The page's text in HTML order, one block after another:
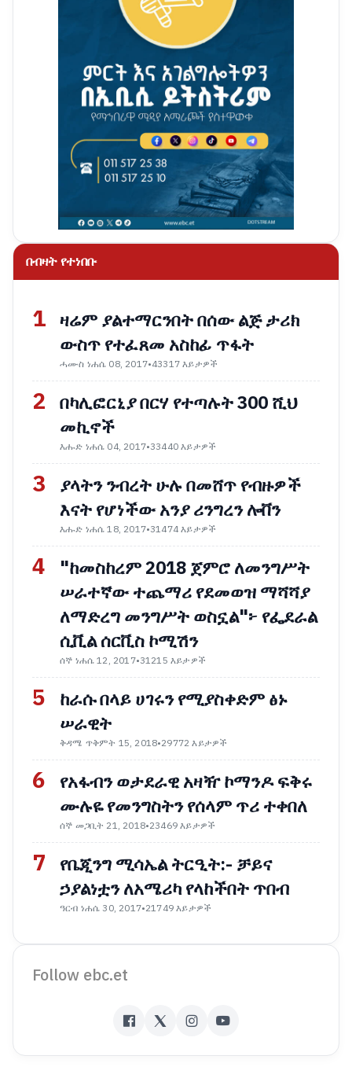
በብዛት የተነበቡ
1 ዛሬም ያልተማርንበት በሰው ልጅ ታሪክ
ውስጥ የተፈጸመ አስከፊ ጥፋት
ሓሙስ ነሐሴ 08, 2017•43317 እይታዎች
2 በካሊፎርኒያ በርሃ የተጣሉት 300 ሺህ
መኪኖች
እሑድ ነሐሴ 04, 2017•33440 እይታዎች
3
ያላትን ንብረት ሁሉ በመሸጥ የብዙዎች
እናት የሆነችው አንያ ሪንግረን ሎቨን
እሑድ ነሐሴ 18, 2017•31474 እይታዎች
4
"ከመስከረም 2018 ጀምሮ ለመንግሥት
ሠራተኛው ተጨማሪ የደመወዝ ማሻሻያ
ለማድረግ መንግሥት ወስኗል"፦ የፌደራል
ሲቪል ሰርቪስ ኮሚሽን
ሰኞ ነሐሴ 12, 2017•31215 እይታዎች
5
ከራሱ በላይ ሀገሩን የሚያስቀድም ፅኑ
ሠራዊት
ቅዳሜ ጥቅምት 15, 2018•29772 እይታዎች
6
የአፋብን ወታደራዊ አዛዥ ኮማንዶ ፍቅሩ
ሙሉዬ የመንግስትን የሰላም ጥሪ ተቀበለ
ሰኞ መጋቢት 21, 2018•23469 እይታዎች
7
የቤጂንግ ሚሳኤል ትርዒት:- ቻይና
ኃያልነቷን ለአሜሪካ የላከችበት ጥበብ
ዓርብ ነሐሴ 30, 2017•21749 እይታዎች
Follow ebc.et